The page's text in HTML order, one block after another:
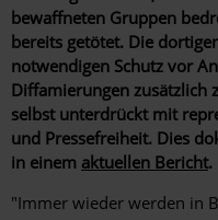
bewaffneten Gruppen
bereits getötet. Die
notwendigen Schutz vor
Diffamierungen zusätzlich
selbst unterdrückt mit
und Pressefreiheit. Dies
in einem aktuellen Bericht.
"Immer wieder werden in